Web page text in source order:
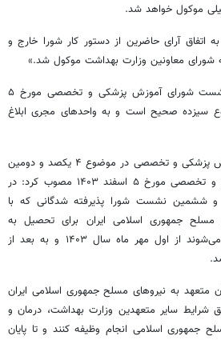
موکول خواهد شد.
به اتفاق آرایحاضرین از دستور کار شورا خارج و
معاونین وزارت بهداشت موکول شد.»
رای صادره یکصد و دومین نشست شورای آموزش پزشکی و تخصصی مورخ ۵
مورد موضوع سیزده صحیح است و به واحدهای مجری ابلاغ
همچنین دبیرخانه شورای آموزش پزشکی و تخصصی در موضوع ۴ یکصد و دومین
نشست شورای آموزش پزشکی و تخصصی مورخ ۵ اسفند ۱۴۰۳ مصوب کرد: در
شورا پذیرفته شدگانی که با
مسلح جمهوری اسلامی ایران برای تحصیل به
از اول مهر ماه
سال ۱۴۰۳ و به بعد از
متعهد به نیروهای مسلح جمهوری اسلامی ایران
شرایط سایر متعهدین وزارت بهداشت، درمان و
جمهوری اسلامی انجام وظیفه کنند و تا پایان